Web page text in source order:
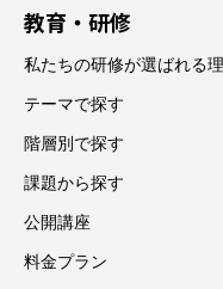
教育・研修
私たちの研修が選ばれる
テーマで探す
階層別で探す
課題から探す
公開講座
料金プラン